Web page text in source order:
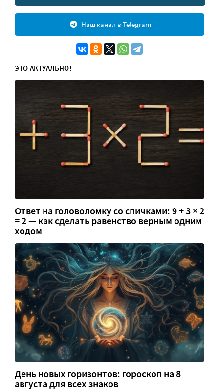
Наш канал в Telegram
ЭТО АКТУАЛЬНО!
Ответ на головоломку со спичками: 9 + 3 × 2
= 2 — как сделать равенство верным одним
ходом
День новых горизонтов: гороскоп на 8
августа для всех знаков